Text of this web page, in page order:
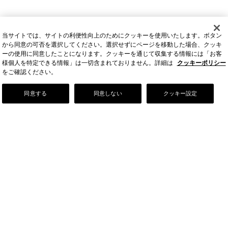
Our Story
当サイトでは、サイトの利便性向上のためにクッキーを使用いたします。ボタン
から同意の可否を選択してください。選択せずにページを移動した場合、クッキ
ーの使用に同意したことになります。クッキーを通じて収集する情報には「お客
様個人を特定できる情報」は一切含まれておりません。詳細は
クッキーポリシー
をご確認ください。
クッキー設定
同意しない
同意する